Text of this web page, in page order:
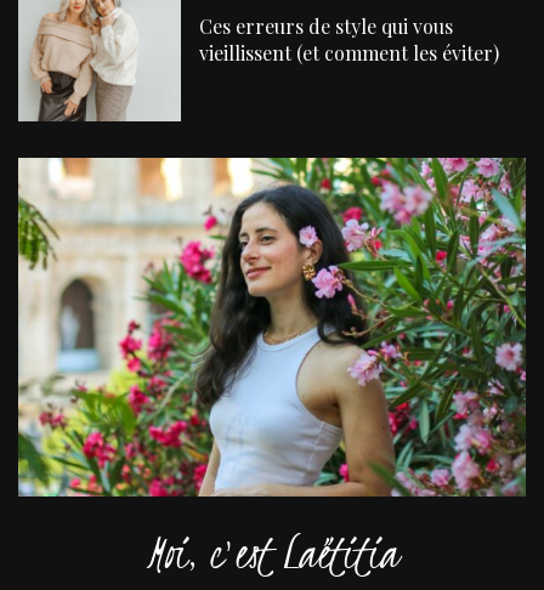
Ces erreurs de style qui vous
vieillissent (et comment les éviter)
Moi, c'est Laëtitia